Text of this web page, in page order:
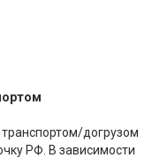
догрузом
РФ. В зависимости